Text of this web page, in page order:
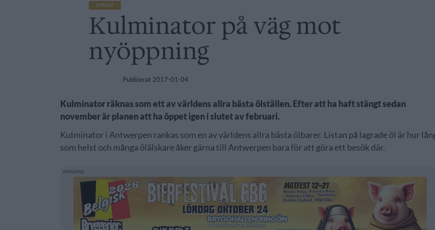
UTELIV
Kulminator på väg mot
nyöppning
Publicerat 2017-01-04
Kulminator räknas som ett av världens allra bästa ölställen. Efter att ha haft stängt sedan
november är planen att ha öppet igen i slutet av februari.
Kulminator i Antwerpen rankas som en av världens allra bästa ölbarer. Listan på lagrade öl är hur
som helst och många ölälskare åker gärna till Antwerpen bara för att göra ett besök där.